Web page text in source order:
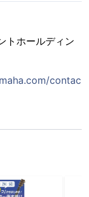
トホールディン
contac